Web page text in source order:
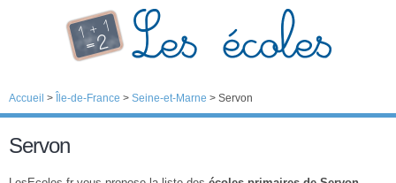
Accueil > Île-de-France > Seine-et-Marne > Servon
Servon